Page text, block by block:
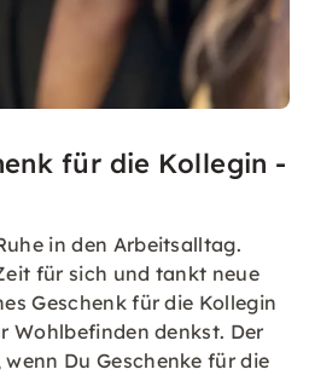
für die Kollegin -
in den Arbeitsalltag.
für sich und tankt neue
Geschenk für die Kollegin
Wohlbefinden denkst. Der
Du Geschenke für die